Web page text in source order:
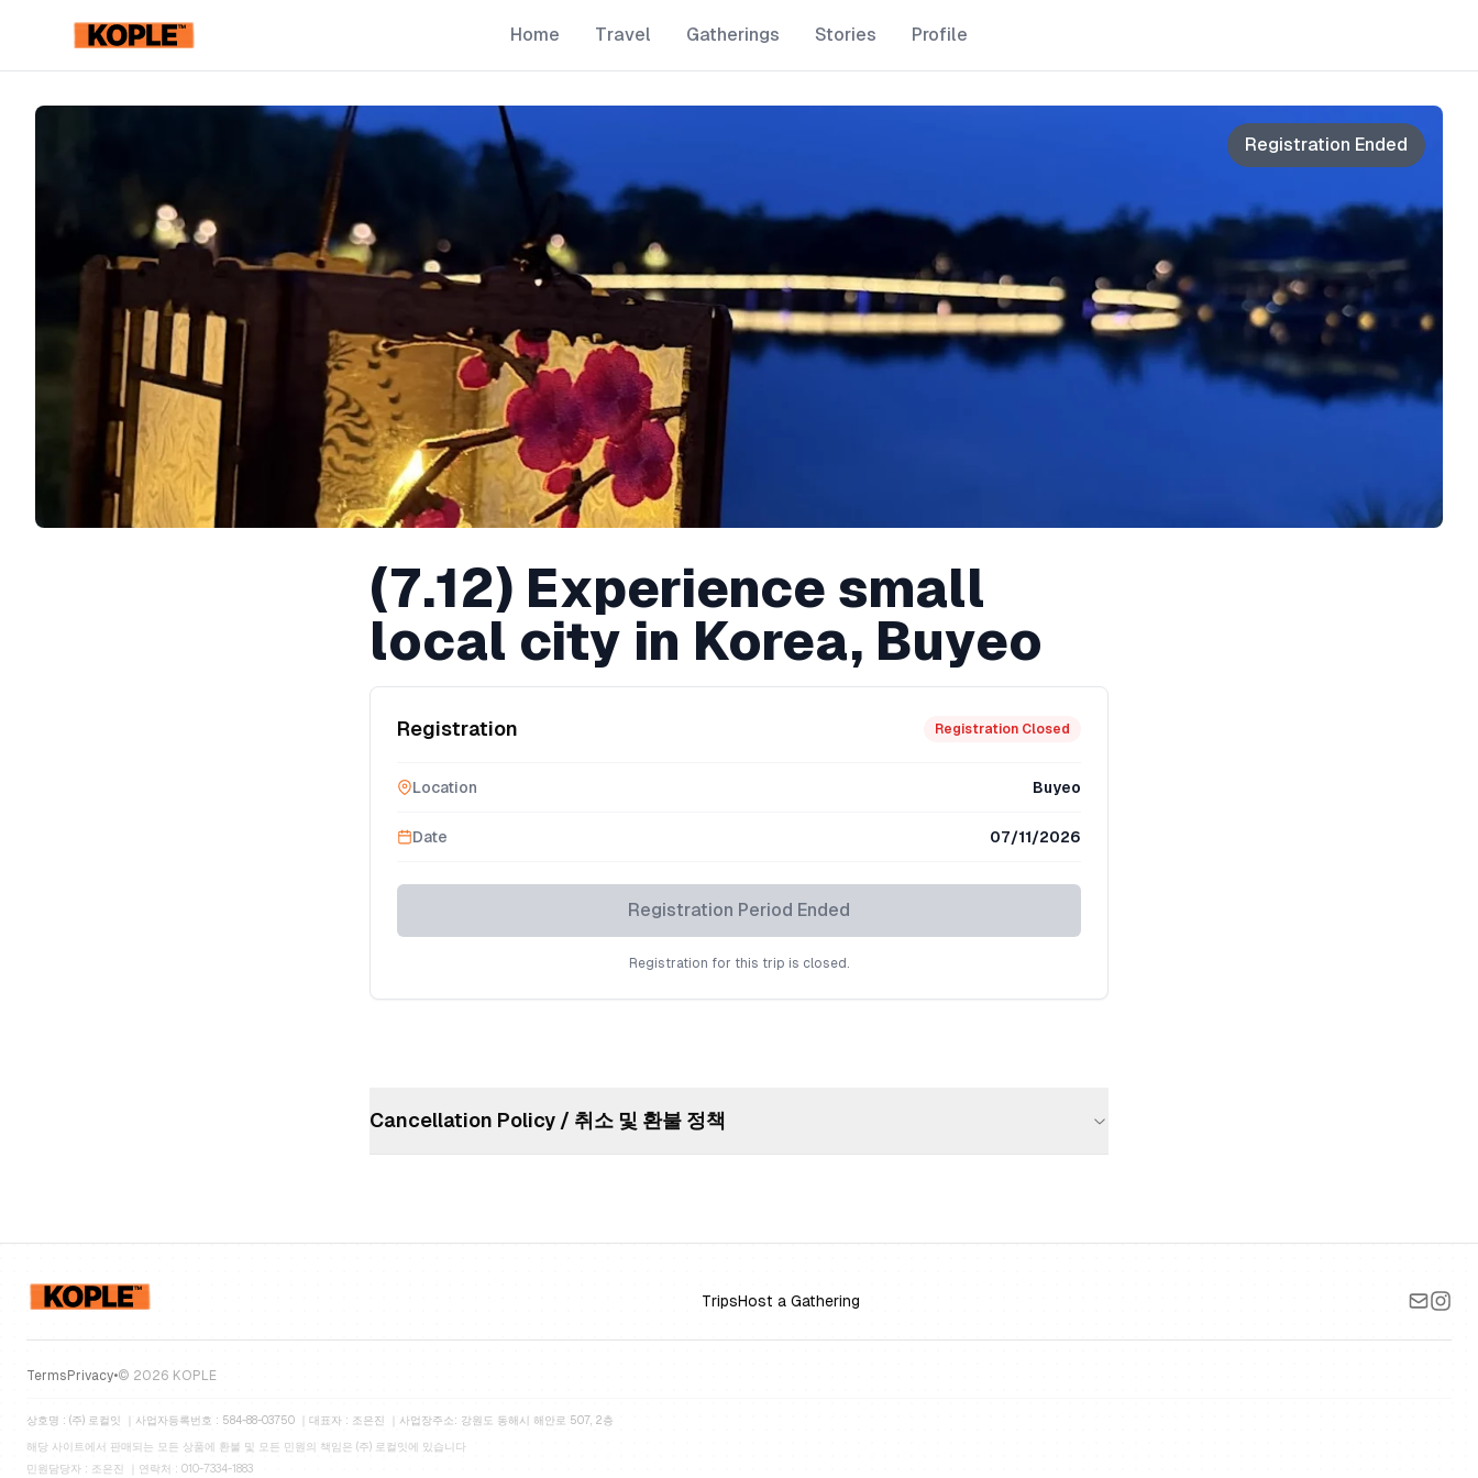
KOPLE Home Travel Gatherings Stories Profile
Registration Ended
(7.12) Experience small
local city in Korea, Buyeo
Registration Registration Closed
Location Buyeo
Date 07/11/2026
Registration Period Ended
Registration for this trip is closed.
Cancellation Policy / 취소 및 환불 정책
TripsHost a Gathering
Terms Privacy•© 2026 KOPLE
상호명 : (주) 로컬잇 사업자등록번호 : 584-88-03750 대표자 : 조은진 사업장주소: 강원도 동해시 해안로 507, 2층
해당 사이트에서 판매되는 모든 상품에
환불 및 모든 민원의 책임은 (주) 로컬잇에 있습니다
민원담당자 : 조은진
연락처 : 010-7334-1883